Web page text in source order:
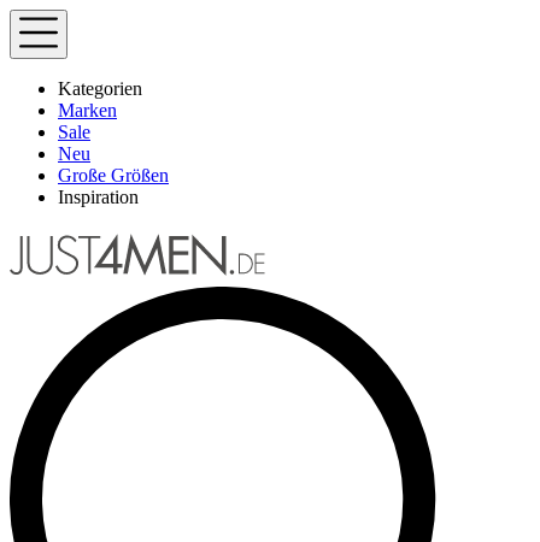
Kategorien
Marken
Sale
Neu
Große Größen
Inspiration